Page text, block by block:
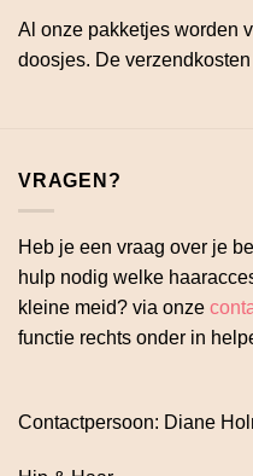
Al onze pakketjes worden
doosjes. De
VRAGEN?
Heb je een vraag over je
hulp nodig welke
kleine meid? via onze
functie rechts onder in
Contactpersoon: Diane